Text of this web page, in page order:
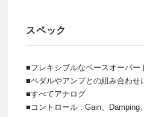
スペック
■フレキシブルなベースオーバー
■ペダルやアンプとの組み合わせ
■すべてアナログ
■コントロール : Gain、Damping